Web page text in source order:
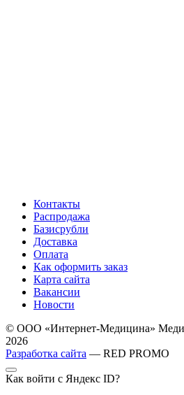
Контакты
Распродажа
Базисрубли
Доставка
Оплата
Как оформить заказ
Карта сайта
Вакансии
Новости
© ООО «Интернет-Медицина»
2026
Разработка сайта — RED PROMO
Как войти с Яндекс ID?